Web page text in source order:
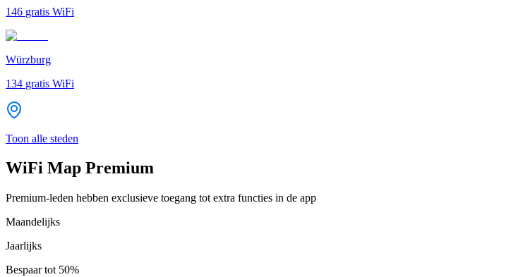
146 gratis WiFi
Würzburg
134 gratis WiFi
Toon alle steden
WiFi Map Premium
Premium-leden hebben exclusieve toegang tot extra functies in de app
Maandelijks
Jaarlijks
Bespaar tot 50%